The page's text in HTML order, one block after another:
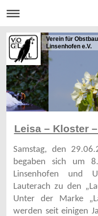
Verein für
Linsenhofen e.V.
Leisa – Kloster
Samstag, den
begaben sich um
Linsenhofen und
Lauterach zu den
Unter der Marke
werden seit einigen